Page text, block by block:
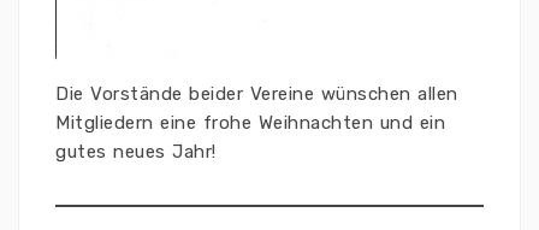
Die Vorstände beider Vereine wünschen allen
Mitgliedern eine frohe Weihnachten und ein
gutes neues Jahr!